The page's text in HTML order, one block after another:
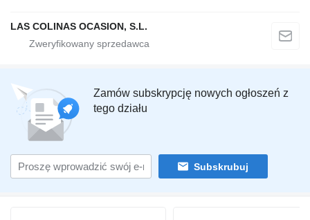
LAS COLINAS OCASION, S.L.
Zamów subskrypcję nowych ogłoszeń z
tego działu
Subskrubuj